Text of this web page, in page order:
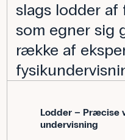
slags lodder
som egner sig
række af
Lodder – Præcise
undervisning